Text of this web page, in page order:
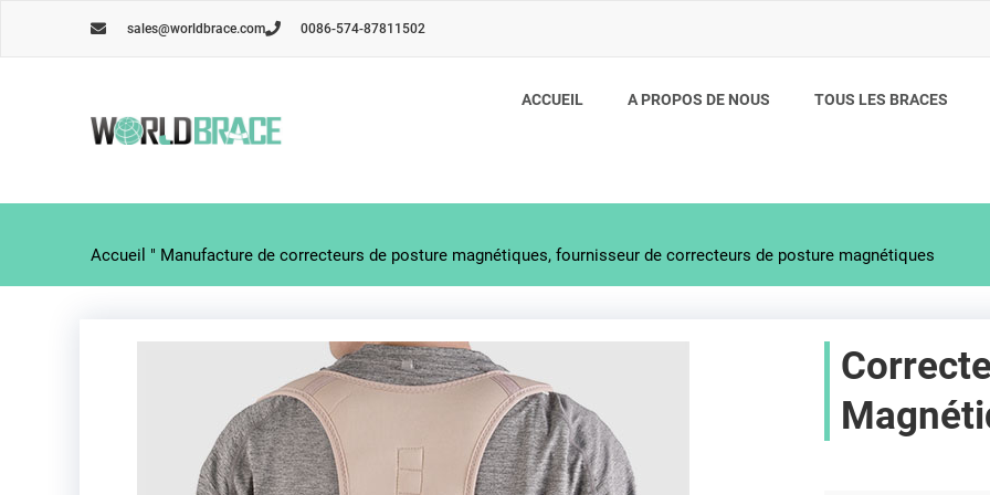
sales@worldbrace.com 0086-574-87811502
ACCUEIL A PROPOS DE NOUS TOUS LES BRACES
Accueil " Manufacture de correcteurs de posture magnétiques, fournisseur de correcteurs de posture magnétiques